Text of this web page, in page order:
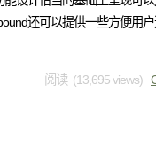
还可以提供一些方便用
阅读 (13,695 views)